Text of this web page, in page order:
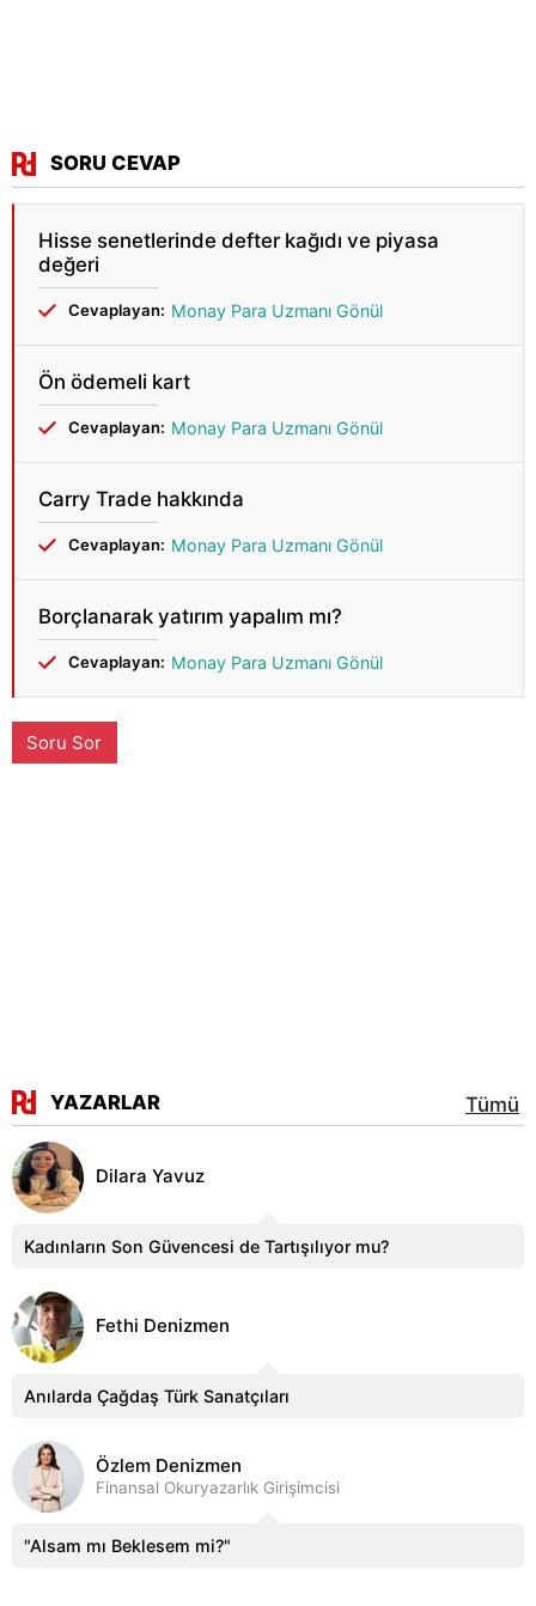
SORU CEVAP
Hisse senetlerinde defter kağıdı ve piyasa
değeri
Cevaplayan: Monay Para Uzmanı Gönül
Ön ödemeli kart
Cevaplayan: Monay Para Uzmanı Gönül
Carry Trade hakkında
Cevaplayan: Monay Para Uzmanı Gönül
Borçlanarak yatırım yapalım mı?
Cevaplayan: Monay Para Uzmanı Gönül
Soru Sor
YAZARLAR Tümü
Dilara Yavuz
Kadınların Son Güvencesi de Tartışılıyor mu?
Fethi Denizmen
Anılarda Çağdaş Türk Sanatçıları
Özlem Denizmen
Finansal Okuryazarlık Girişimcisi
"Alsam mı Beklesem mi?"